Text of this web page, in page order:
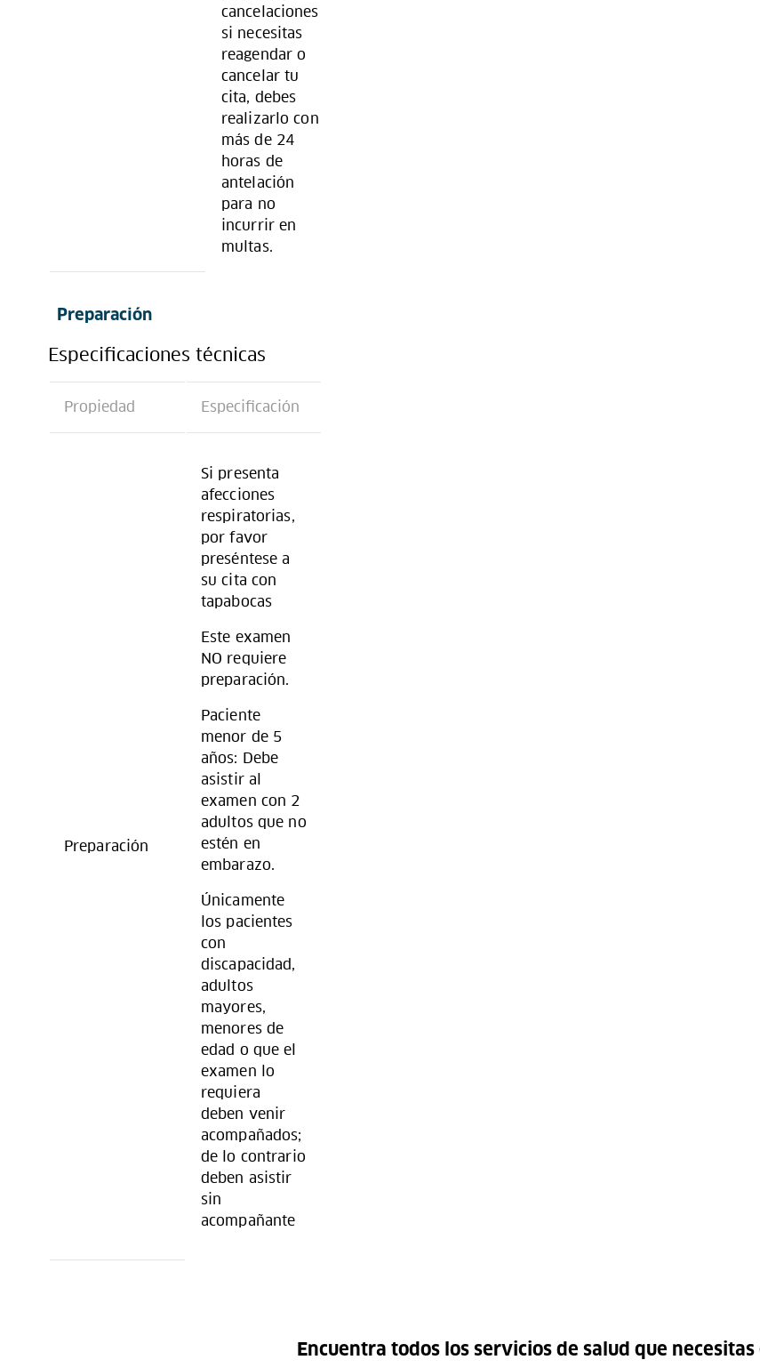
cancelaciones
si necesitas
reagendar o
cancelar tu
cita, debes
realizarlo con
más de 24
horas de
antelación
para no
incurrir en
multas.
Preparación
Especificaciones técnicas
Propiedad Especificación
Preparación
Si presenta
afecciones
respiratorias,
por favor
preséntese a
su cita con
tapabocas
Este examen
NO requiere
preparación.
Paciente
menor de 5
años: Debe
asistir al
examen con 2
adultos que no
estén en
embarazo.
Únicamente
los pacientes
con
discapacidad,
adultos
mayores,
menores de
edad o que el
examen lo
requiera
deben venir
acompañados;
de lo contrario
deben asistir
sin
acompañante
Encuentra todos los servicios de salud que